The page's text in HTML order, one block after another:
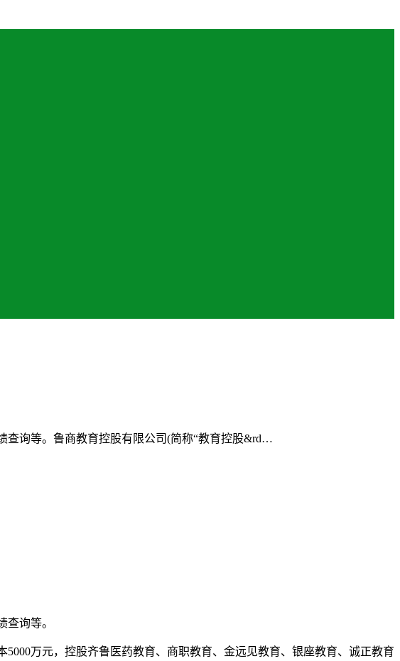
查询等。鲁商教育控股有限公司(简称“教育控股&rd…
询等。
万元，控股齐鲁医药教育、商职教育、金远见教育、银座教育、诚正教育